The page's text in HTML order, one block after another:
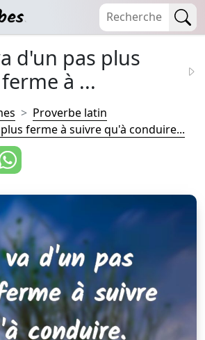
d'un pas plus
ferme à ...
Proverbe latin
ferme à suivre qu'à conduire...